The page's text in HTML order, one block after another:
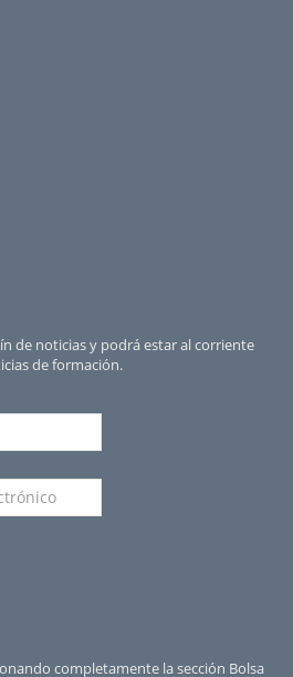
de noticias y podrá estar al corriente
de formación.
completamente la sección Bolsa